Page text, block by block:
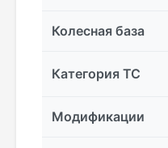
Колесная база
Категория ТС
Модификации